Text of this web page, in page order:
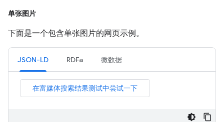
单张图片
下面是一个包含单张图片的网页示例。
JSON-LD RDFa 微数据